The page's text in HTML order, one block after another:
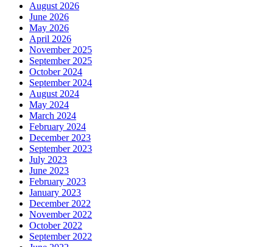
August 2026
June 2026
May 2026
April 2026
November 2025
September 2025
October 2024
September 2024
August 2024
May 2024
March 2024
February 2024
December 2023
September 2023
July 2023
June 2023
February 2023
January 2023
December 2022
November 2022
October 2022
September 2022